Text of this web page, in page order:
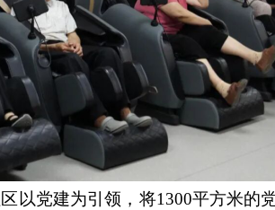
以党建为引领，将1300平方米的